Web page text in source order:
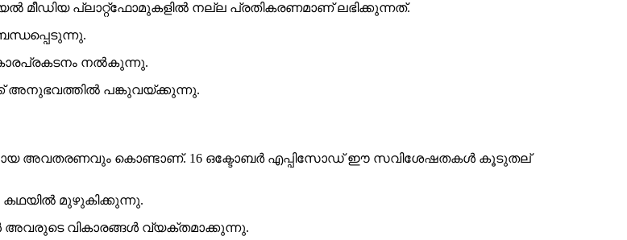
മീഡിയ പ്ലാറ്റ്ഫോമുകളിൽ നല്ല പ്രതികരണമാണ് ലഭിക്കുന്നത്.
നൽകുന്നു.
അനുഭവത്തിൽ പങ്കുവയ്ക്കുന്നു.
അവതരണവും കൊണ്ടാണ്. 16 ഒക്ടോബർ എപ്പിസോഡ് ഈ സവിശേഷതകൾ കൂടുതല്
കഥയിൽ മുഴുകിക്കുന്നു.
വികാരങ്ങൾ വ്യക്തമാക്കുന്നു.